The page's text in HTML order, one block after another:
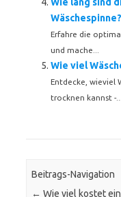
Wäschespinne?
Erfahre die
und mache...
Wie viel
Entdecke, wieviel
trocknen kannst -...
Beitrags-Navigation
← Wie viel kostet